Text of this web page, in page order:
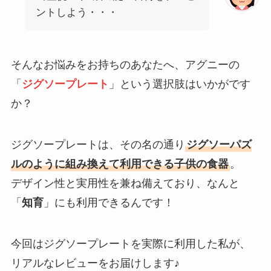
ントしよう・・・
そんなお悩みをお持ちのあなたへ、アグニーの
「 ジグソープレート 」という選択肢はいかがです
か？
ジグソープレートは、その名の通り ジグソーパズ
ルのように組み換えて利用できる子供の食器。
デザイン性と実用性を兼ね備えており、なんと
「 知育」にも利用できるんです！
今回はジグソープレートを実際に利用した私が、
リアルなレビューをお届けします♪